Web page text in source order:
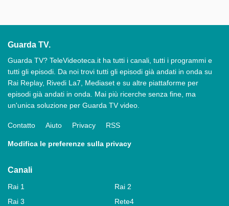
Guarda TV.
Guarda TV? TeleVideoteca.it ha tutti i canali, tutti i programmi e
tutti gli episodi. Da noi trovi tutti gli episodi già andati in onda su
Rai Replay, Rivedi La7, Mediaset e su altre piattaforme per
episodi già andati in onda. Mai più ricerche senza fine, ma
un'unica soluzione per Guarda TV video.
Contatto Aiuto Privacy RSS
Modifica le preferenze sulla privacy
Canali
Rai 1
Rai 2
Rai 3
Rete4